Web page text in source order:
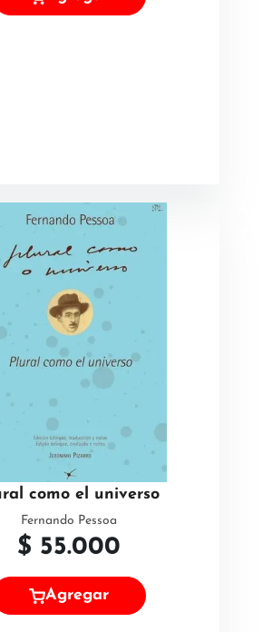
como el universo
Fernando Pessoa
$ 55.000
Agregar